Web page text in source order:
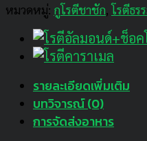
หมวดหมู่: กูโรตีชาชัก,โรตีธร
รายละเอียดเพิ่มเติม
บทวิจารณ์ (0)
การจัดส่งอาหาร